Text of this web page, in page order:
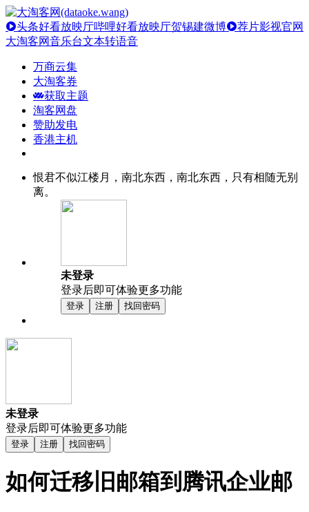
头条好看放映厅哔哩好看放映厅贺锡建微博
荐片影视官网
大淘客网音乐台文本转语音
万商云集
大淘客券
获取主题
淘客网盘
赞助发电
香港主机
恨君不似江楼月，南北东西，南北东西，只有相随无别
离。
未登录
登录后即可体验更多功能
登录 注册 找回密码
未登录
登录后即可体验更多功能
登录 注册 找回密码
如何迁移旧邮箱到腾讯企业邮